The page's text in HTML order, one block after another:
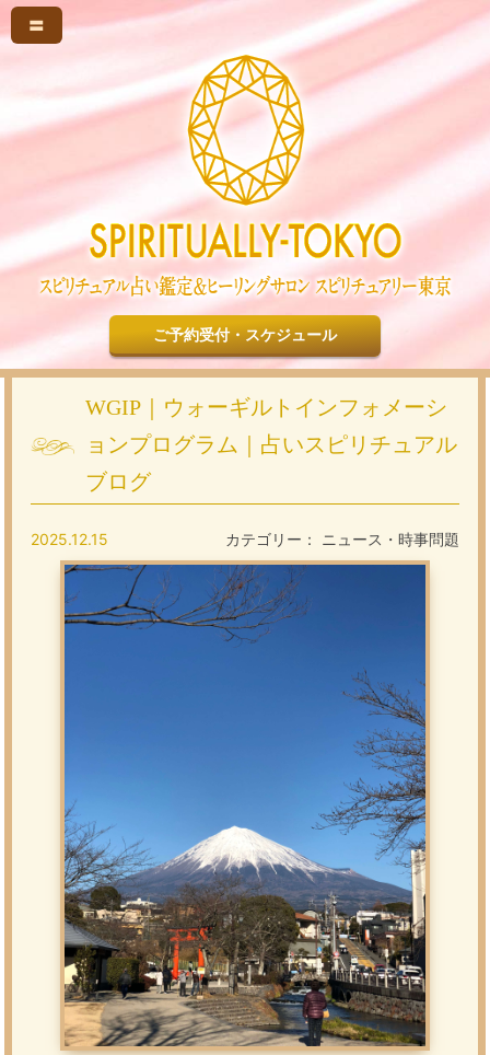
〓
ご予約受付・スケジュール
WGIP｜ウォーギルトインフォメーシ
ョンプログラム｜占いスピリチュアル
ブログ
カテゴリー： ニュース・時事問題
2025.12.15